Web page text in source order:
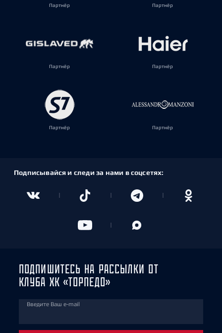
Партнёр Партнёр
Партнёр Партнёр
Партнёр Партнёр
Подписывайся и следи за нами в соцсетях:
ПОДПИШИТЕСЬ НА РАССЫЛКИ ОТ
КЛУБА ХК «ТОРПЕДО»
Введите Ваш e-mail